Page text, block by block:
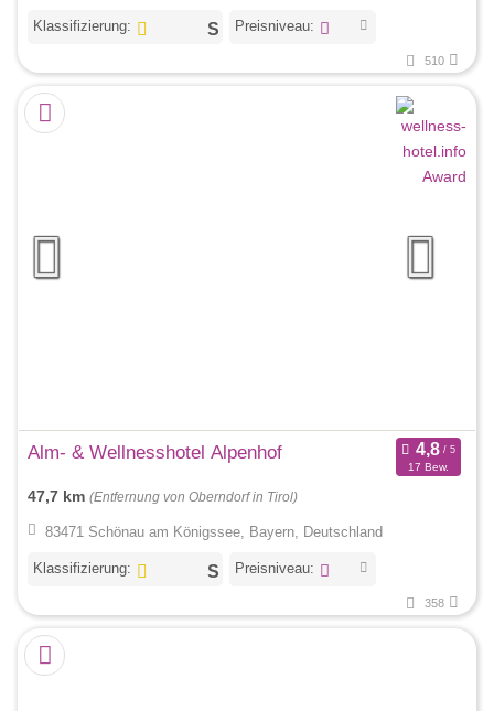
Klassifizierung: Preisniveau:
510
Alm- & Wellnesshotel Alpenhof
17 Bew.
47,7 km (Entfernung von Oberndorf in Tirol)
83471 Schönau am Königssee, Bayern, Deutschland
Klassifizierung: Preisniveau:
358